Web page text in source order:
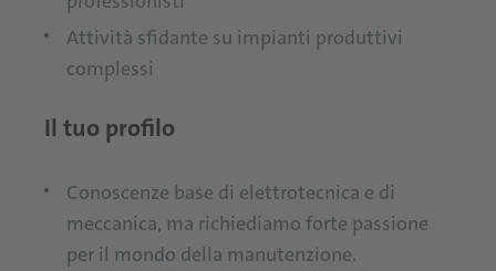
Attività sfidante su impianti produttivi
complessi
Il tuo profilo
Conoscenze base di elettrotecnica e di
meccanica, ma richiediamo forte passione
per il mondo della manutenzione.